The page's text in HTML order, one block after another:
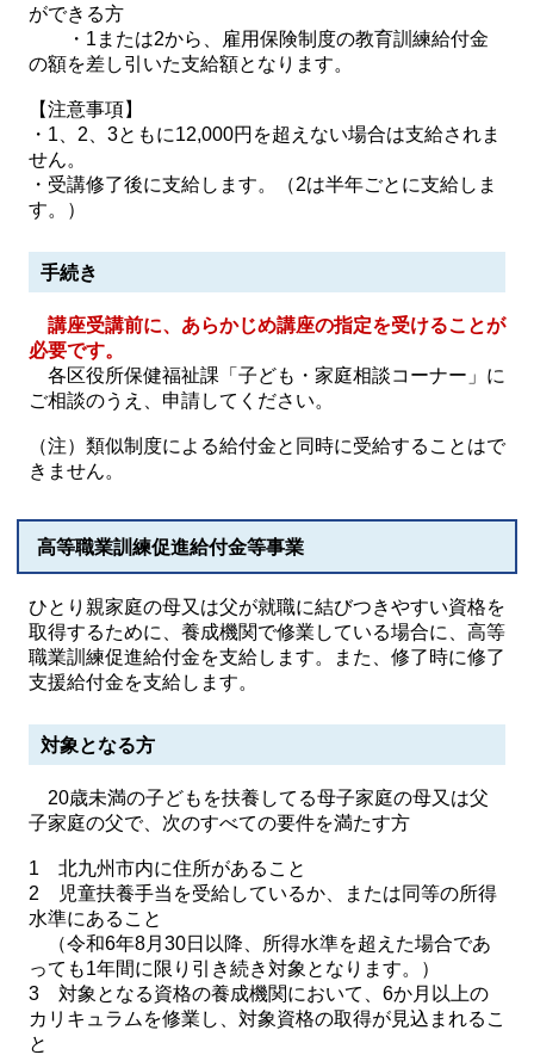
ができる方
・1または2から、雇用保険制度の教育訓練給付金
の額を差し引いた支給額となります。
【注意事項】
・1、2、3ともに12,000円を超えない場合は支給されま
せん。
・受講修了後に支給します。（2は半年ごとに支給しま
す。）
手続き
講座受講前に、あらかじめ講座の指定を受けることが
必要です。
各区役所保健福祉課「子ども・家庭相談コーナー」に
ご相談のうえ、申請してください。
（注）類似制度による給付金と同時に受給することはで
きません。
高等職業訓練促進給付金等事業
ひとり親家庭の母又は父が就職に結びつきやすい資格を
取得するために、養成機関で修業している場合に、高等
職業訓練促進給付金を支給します。また、修了時に修了
支援給付金を支給します。
対象となる方
20歳未満の子どもを扶養してる母子家庭の母又は父
子家庭の父で、次のすべての要件を満たす方
1 北九州市内に住所があること
2 児童扶養手当を受給しているか、または同等の所得
水準にあること
（令和6年8月30日以降、所得水準を超えた場合であ
っても1年間に限り引き続き対象となります。）
3 対象となる資格の養成機関において、6か月以上の
カリキュラムを修業し、対象資格の取得が見込まれるこ
と